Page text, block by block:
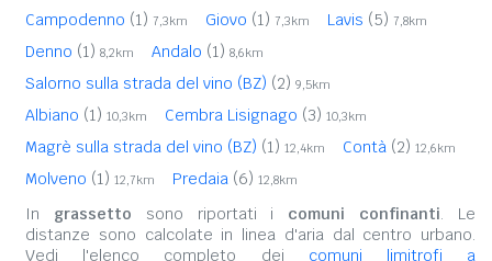
Campodenno (1) 7,3km Giovo (1) 7,3km Lavis (5) 7,8km
Denno (1) 8,2km Andalo (1) 8,6km
Salorno sulla strada del vino (BZ) (2) 9,5km
Albiano (1) 10,3km Cembra Lisignago (3) 10,3km
Magrè sulla strada del vino (BZ) (1) 12,4km Contà (2) 12,6km
Molveno (1) 12,7km Predaia (6) 12,8km
In grassetto sono riportati i comuni confinanti. Le
distanze sono calcolate in linea d'aria dal centro urbano.
Vedi l'elenco completo dei comuni limitrofi a